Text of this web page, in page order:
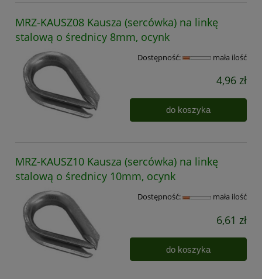
MRZ-KAUSZ08 Kausza (sercówka) na linkę
stalową o średnicy 8mm, ocynk
Dostępność: mała ilość
4,96 zł
do koszyka
MRZ-KAUSZ10 Kausza (sercówka) na linkę
stalową o średnicy 10mm, ocynk
Dostępność: mała ilość
6,61 zł
do koszyka